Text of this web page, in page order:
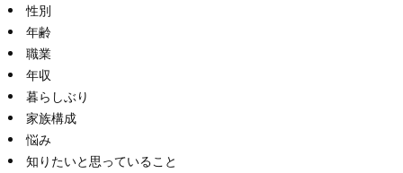
性別
年齢
職業
年収
暮らしぶり
家族構成
悩み
知りたいと思っていること